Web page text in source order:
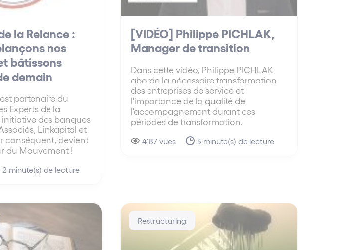
la Relance :
nos
bâtissons
demain
partenaire du
Experts de la
initiative des banques
Linkapital et
conséquent, devient
du Mouvement !
2 minute(s) de lecture
[VIDÉO] Philippe PICHLAK,
Manager de transition
Dans cette vidéo, Philippe PICHLAK
aborde la nécessaire transformation
des entreprises de service et
l'importance de la qualité de
l'accompagnement durant ces
périodes de transformation.
4187 vues 3 minute(s) de lecture
Restructuring